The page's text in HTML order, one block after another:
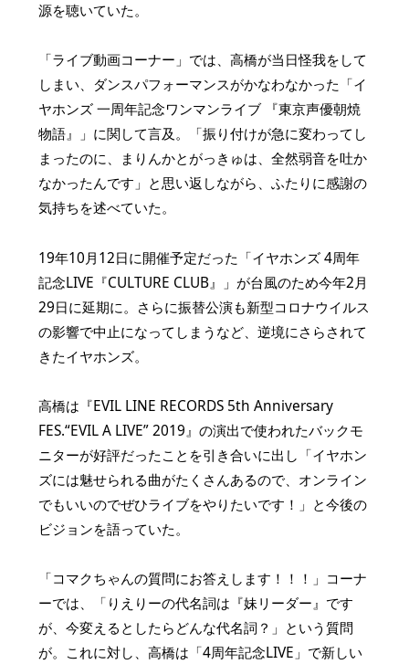
源を聴いていた。
「ライブ動画コーナー」では、高橋が当日怪我をして
しまい、ダンスパフォーマンスがかなわなかった「イ
ヤホンズ 一周年記念ワンマンライブ 『東京声優朝焼
物語』」に関して言及。「振り付けが急に変わってし
まったのに、まりんかとがっきゅは、全然弱音を吐か
なかったんです」と思い返しながら、ふたりに感謝の
気持ちを述べていた。
19年10月12日に開催予定だった「イヤホンズ 4周年
記念LIVE『CULTURE CLUB』」が台風のため今年2月
29日に延期に。さらに振替公演も新型コロナウイルス
の影響で中止になってしまうなど、逆境にさらされて
きたイヤホンズ。
高橋は『EVIL LINE RECORDS 5th Anniversary
FES.“EVIL A LIVE” 2019』の演出で使われたバックモ
ニターが好評だったことを引き合いに出し「イヤホン
ズには魅せられる曲がたくさんあるので、オンライン
でもいいのでぜひライブをやりたいです！」と今後の
ビジョンを語っていた。
「コマクちゃんの質問にお答えします！！！」コーナ
ーでは、「りえりーの代名詞は『妹リーダー』です
が、今変えるとしたらどんな代名詞？」という質問
が。これに対し、高橋は「4周年記念LIVE」で新しい